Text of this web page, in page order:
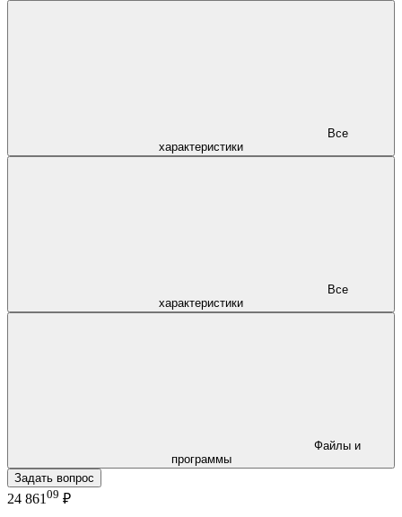
характеристики
характеристики
программы
Задать вопрос
24 861 09 ₽